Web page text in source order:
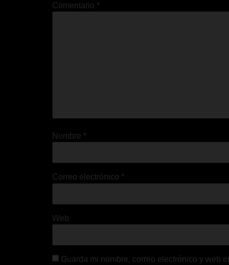
Comentario *
Nombre *
Correo electrónico *
Web
Guarda mi nombre, correo electrónico y web